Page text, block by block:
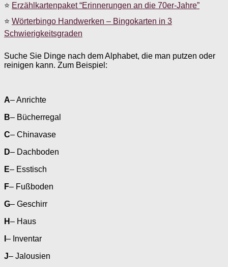
⭐ Erzählkartenpaket “Erinnerungen an die 70er-Jahre”
⭐ Wörterbingo Handwerken – Bingokarten in 3
Schwierigkeitsgraden
Suche Sie Dinge nach dem Alphabet, die man putzen oder
reinigen kann. Zum Beispiel:
A– Anrichte
B– Bücherregal
C– Chinavase
D– Dachboden
E– Esstisch
F– Fußboden
G– Geschirr
H– Haus
– Inventar
J– Jalousien